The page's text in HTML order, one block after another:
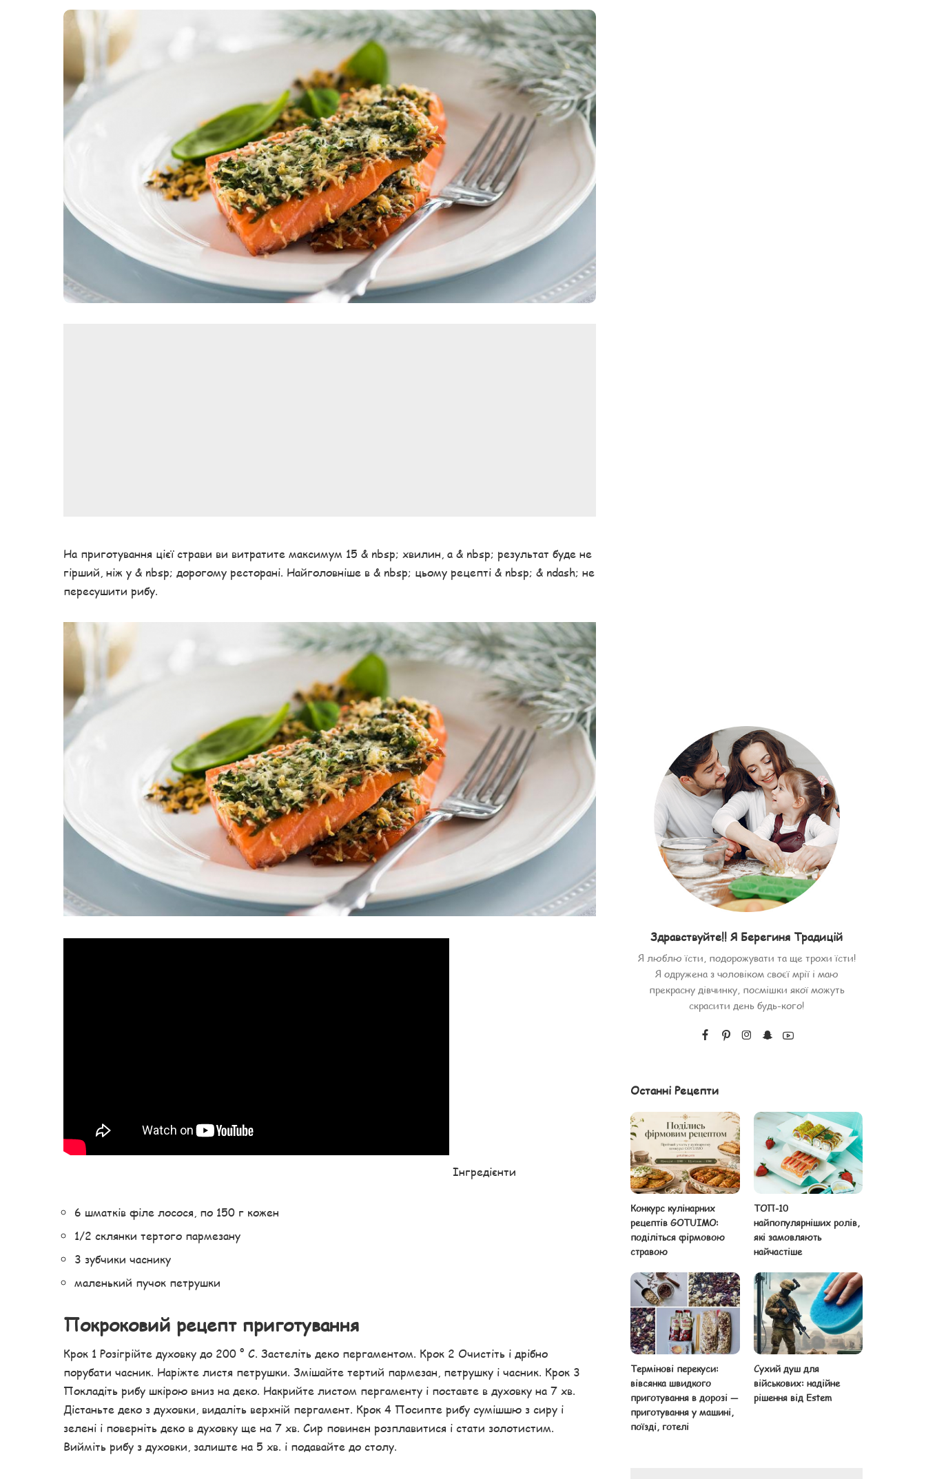
Мясо по-французьки
Шинка
Рецепти із фаршу
На приготування цієї страви ви витратите максимум 15 & nbsp; хвилин, а & nbsp; результат буде не
гірший, ніж у & nbsp; дорогому ресторані. Найголовніше в & nbsp; цьому рецепті & nbsp; & ndash; не
пересушити рибу.
Інгредієнти
6 шматків філе лосося, по 150 г кожен
1/2 склянки тертого пармезану
3 зубчики часнику
маленький пучок петрушки
Покроковий рецепт приготування
Крок 1 Розігрійте духовку до 200 ° С. Застеліть деко пергаментом. Крок 2 Очистіть і дрібно
порубати часник. Наріжте листя петрушки. Змішайте тертий пармезан, петрушку і часник. Крок 3
Покладіть рибу шкірою вниз на деко. Накрийте листом пергаменту і поставте в духовку на 7 хв.
Дістаньте деко з духовки, видаліть верхній пергамент. Крок 4 Посипте рибу сумішшю з сиру і
зелені і поверніть деко в духовку ще на 7 хв. Сир повинен розплавитися і стати золотистим.
Вийміть рибу з духовки, залиште на 5 хв. і подавайте до столу.
Здравствуйте!! Я Берегиня Традицій
Я люблю їсти, подорожувати та ще трохи їсти!
Я одружена з чоловіком своєї мрії і маю
прекрасну дівчинку, посмішки якої можуть
скрасити день будь-кого!
Останні Рецепти
Конкурс кулінарних
рецептів GOTUIMO:
поділіться фірмовою
стравою
ТОП-10
найпопулярніших ролів,
які замовляють
найчастіше
Термінові перекуси:
вівсянка швидкого
приготування в дорозі —
приготування у машині,
поїзді, готелі
Сухий душ для
військових: надійне
рішення від Estem